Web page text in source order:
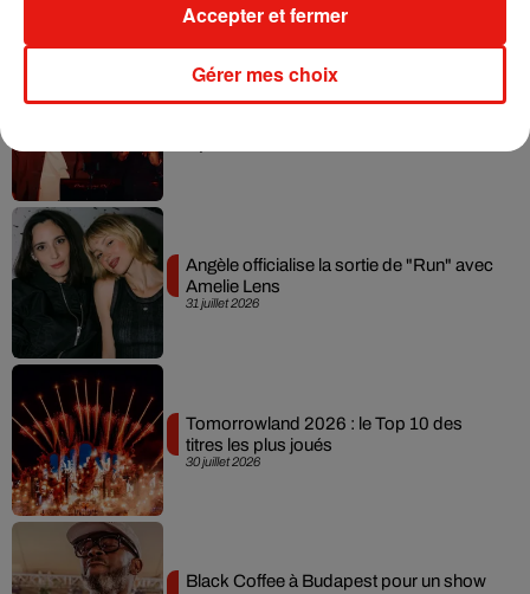
David Guetta et Carl Cox signent un B2B
31 juillet 2026
Angèle officialise la sortie de "Run" avec
Amelie Lens
30 juillet 2026
Tomorrowland 2026 : le Top 10 des
titres les plus joués
Black Coffee à Budapest pour un show
Gérer mes choix
Accepter et fermer